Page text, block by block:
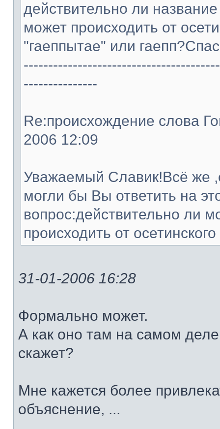
действительно ли
может происходить от
"гаеппытае" или
---------------
Re:происхождение слова
2006 12:09
Уважаемый Славик!Всё же
могли бы Вы ответить на
вопрос:действительно ли
происходить от
31-01-2006 16:28
Формально может.
А как оно там на самом
скажет?
Мне кажется более
объяснение, ...